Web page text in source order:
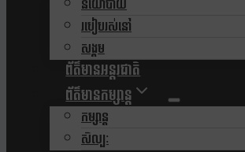
នយោបាយ
របៀបរស់នៅ
សង្គម
ព័ត៌មានអន្តរជាតិ
ព័ត៌មានកម្សាន្ត
កម្សាន្ត
សិល្បៈ